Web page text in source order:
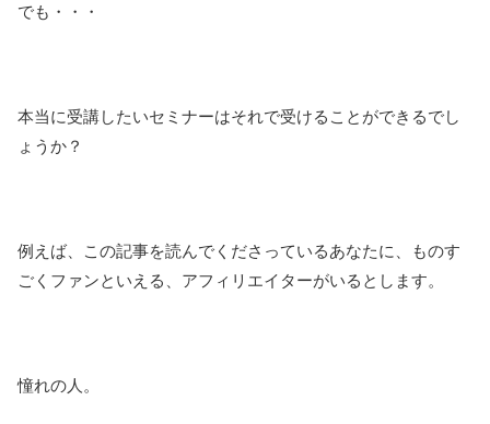
でも・・・
本当に受講したいセミナーはそれで受けることができるでし
ょうか？
例えば、この記事を読んでくださっているあなたに、ものす
ごくファンといえる、アフィリエイターがいるとします。
憧れの人。